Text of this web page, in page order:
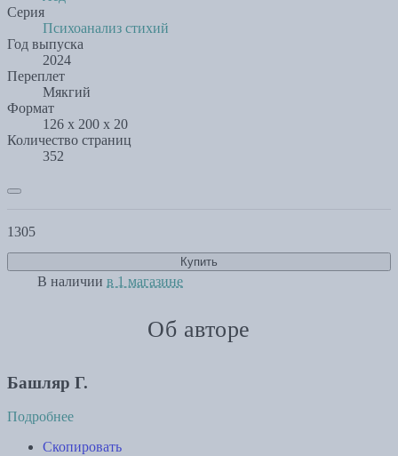
Серия
Психоанализ стихий
Год выпуска
2024
Переплет
Мякгий
Формат
126 х 200 x 20
Количество страниц
352
1305
Купить
В наличии в 1 магазине
Об авторе
Башляр Г.
Подробнее
Скопировать